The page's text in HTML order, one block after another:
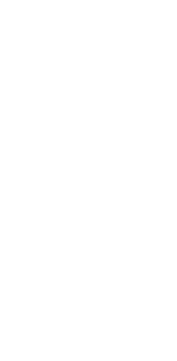
بين
العدالة